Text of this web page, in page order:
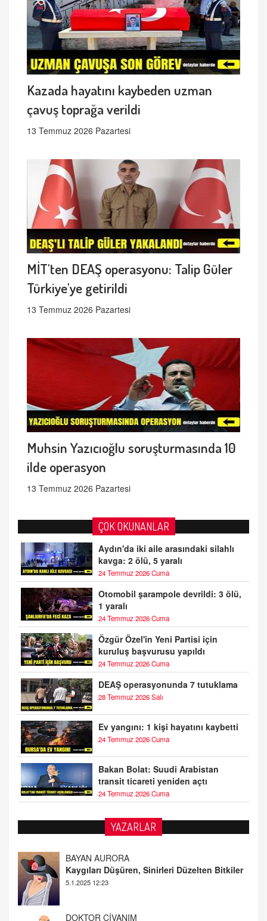
Kazada hayatını kaybeden uzman
çavuş toprağa verildi
13 Temmuz 2026 Pazartesi
MİT'ten DEAŞ operasyonu: Talip Güler
Türkiye'ye getirildi
13 Temmuz 2026 Pazartesi
Muhsin Yazıcıoğlu soruşturmasında 10
ilde operasyon
13 Temmuz 2026 Pazartesi
ÇOK OKUNANLAR
Aydın'da iki aile arasındaki silahlı
kavga: 2 ölü, 5 yaralı
24 Temmuz 2026 Cuma
Otomobil şarampole devrildi: 3 ölü,
1 yaralı
24 Temmuz 2026 Cuma
Özgür Özel'in Yeni Partisi için
kuruluş başvurusu yapıldı
24 Temmuz 2026 Cuma
DEAŞ operasyonunda 7 tutuklama
28 Temmuz 2026 Salı
Ev yangını: 1 kişi hayatını kaybetti
24 Temmuz 2026 Cuma
Bakan Bolat: Suudi Arabistan
transit ticareti yeniden açtı
24 Temmuz 2026 Cuma
YAZARLAR
DOKTOR CİVANIM
Mastürbasyon ve Tatmin: Bir Keşif Yolculuğu
13.11.2024 22:51
ALİ EFENDİ